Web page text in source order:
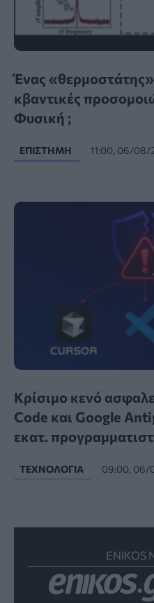
Ένας «θερμοστάτης»
κβαντικές
Φυσική ;
ΕΠΙΣΤΉΜΗ 11:00, 06/08/
Κρίσιμο κενό
Code και Google
εκατ.
ΤΕΧΝΟΛΟΓΊΑ 09:00, 06/
ENIKOS